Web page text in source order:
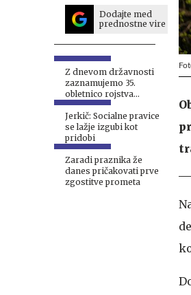
Dodajte med
prednostne vire
Z dnevom državnosti
zaznamujemo 35.
obletnico rojstva
samostojne države
Jerkič: Socialne pravice
se lažje izgubi kot
pridobi
Zaradi praznika že
danes pričakovati prve
zgostitve prometa